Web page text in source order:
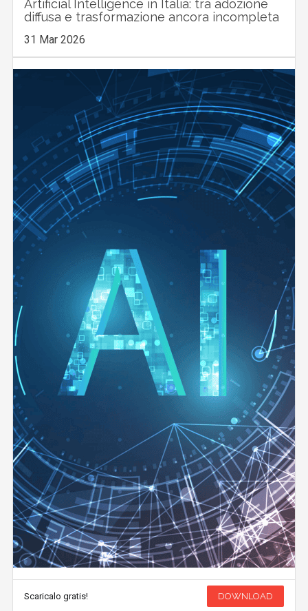
Artificial Intelligence in Italia: tra adozione
diffusa e trasformazione ancora incompleta
31 Mar 2026
Scaricalo gratis! DOWNLOAD